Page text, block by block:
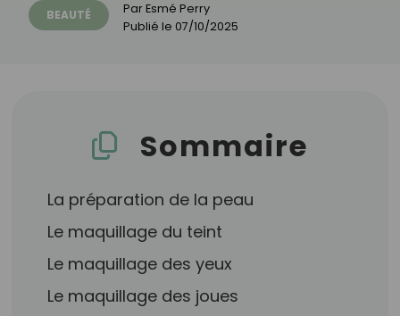
BEAUTÉ ParEsmé Perry
Publié le 07/10/2025
Sommaire
La préparation de la peau
Le maquillage du teint
Le maquillage des yeux
Le maquillage des joues